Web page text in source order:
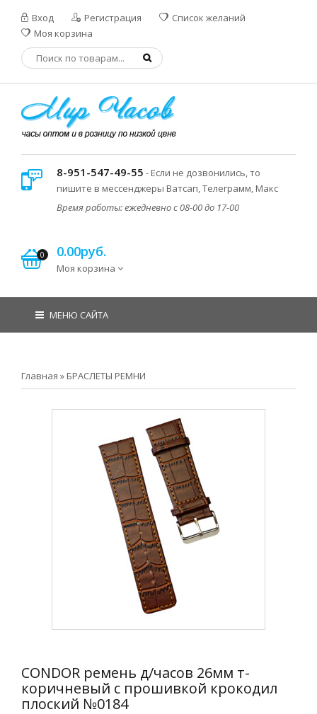
Вход Регистрация
Список желаний
Моя корзина
8-951-547-49-55 - Если не дозвонились, то
пишите в мессенджеры Ватсап, Телеграмм, Макс
Время работы: ежедневно с 08-00 до 17-00
0 0.00руб.
Моя корзина
МЕНЮ САЙТА
Главная » БРАСЛЕТЫ РЕМНИ
CONDOR ремень д/часов 26мм т-
коричневый с прошивкой крокодил
плоский №0184